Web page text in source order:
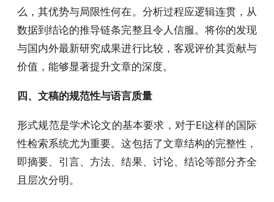
么，其优势与局限性何在。分析过程应逻辑连贯，从
数据到结论的推导链条完整且令人信服。将你的发现
与国内外最新研究成果进行比较，客观评价其贡献与
价值，能够显著提升文章的深度。
四、文稿的规范性与语言质量
形式规范是学术论文的基本要求，对于EI这样的国际
性检索系统尤为重要。这包括了文章结构的完整性，
即摘要、引言、方法、结果、讨论、结论等部分齐全
且层次分明。